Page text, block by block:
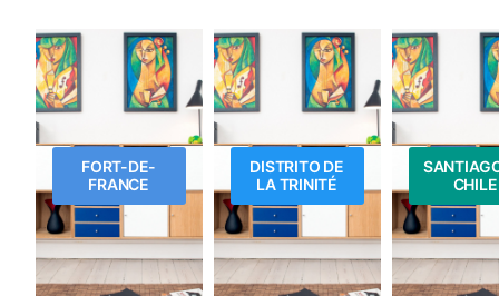
FORT-DE-
FRANCE
DISTRITO DE
LA TRINITÉ
CHILE